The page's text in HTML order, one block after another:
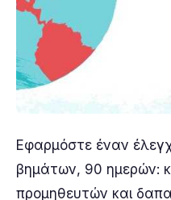
Εφαρμόστε έναν
βημάτων, 90 ημερών:
προμηθευτών και